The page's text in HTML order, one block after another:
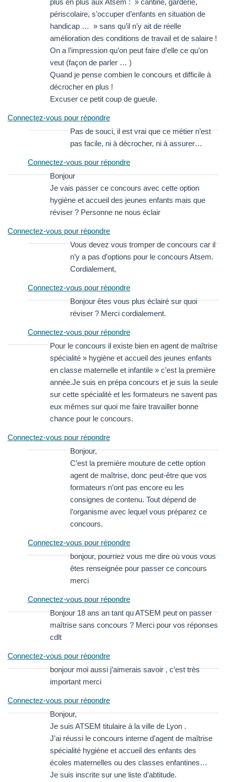
plus en plus aux Atsem : » cantine, garderie,
périscolaire, s’occuper d’enfants en situation de
handicap … » sans qu’il n’y ait de réelle
amélioration des conditions de travail et de salaire !
On a l’impression qu’on peut faire d’elle ce qu’on
veut (façon de parler … )
Quand je pense combien le concours et difficile à
décrocher en plus !
Excuser ce petit coup de gueule.
Connectez-vous pour répondre
Pas de souci, il est vrai que ce métier n’est
pas facile, ni à décrocher, ni à assurer…
Connectez-vous pour répondre
Bonjour
Je vais passer ce concours avec cette option
hygiène et accueil des jeunes enfants mais que
réviser ? Personne ne nous éclair
Connectez-vous pour répondre
Vous devez vous tromper de concours car il
n’y a pas d’options pour le concours Atsem.
Cordialement,
Connectez-vous pour répondre
Bonjour êtes vous plus éclairé sur quoi
réviser ? Merci cordialement.
Connectez-vous pour répondre
Pour le concours il existe bien en agent de maîtrise
spécialité » hygiène et accueil des jeunes enfants
en classe maternelle et infantile » c’est la première
année.Je suis en prépa concours et je suis la seule
sur cette spécialité et les formateurs ne savent pas
eux mêmes sur quoi me faire travailler bonne
chance pour le concours.
Connectez-vous pour répondre
Bonjour,
C’est la première mouture de cette option
agent de maîtrise, donc peut-être que vos
formateurs n’ont pas encore eu les
consignes de contenu. Tout dépend de
l’organisme avec lequel vous préparez ce
concours.
Connectez-vous pour répondre
bonjour, pourriez vous me dire où vous vous
êtes renseignée pour passer ce concours
merci
Connectez-vous pour répondre
Bonjour 18 ans an tant qu ATSEM peut on passer
maîtrise sans concours ? Merci pour vos réponses
cdlt
Connectez-vous pour répondre
bonjour moi aussi j’aimerais savoir , c’est très
important merci
Connectez-vous pour répondre
Bonjour,
Je suis ATSEM titulaire à la ville de Lyon .
J’ai réussi le concours interne d’agent de maîtrise
spécialité hygiène et accueil des enfants des
écoles maternelles ou des classes enfantines…
Je suis inscrite sur une liste d’abtitude.